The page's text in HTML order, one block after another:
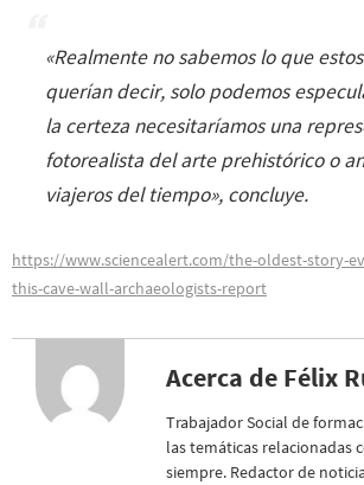
«Realmente no sabemos lo que
querían decir, solo podemos
la certeza necesitaríamos una
fotorealista del arte prehistórico o
viajeros del tiempo», concluye.
https://www.sciencealert.com/the-oldest-story-
this-cave-wall-archaeologists-report
Acerca de Félix
Trabajador Social de
las temáticas relacionadas
siempre. Redactor de